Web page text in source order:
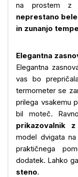
na prostem z
neprestano
in zunanjo
Elegantna
Elegantna
vas bo
termometer se
prilega vsakemu
bil moteč.
prikazovalnik
model dvigata
praktičnega
dodatek. Lahko ga
steno.